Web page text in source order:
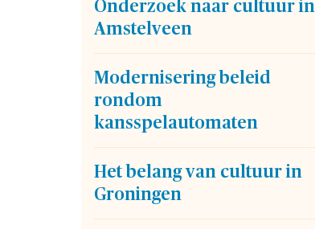
Onderzoek naar cultuur in
Amstelveen
Modernisering beleid
rondom
kansspelautomaten
Het belang van cultuur in
Groningen